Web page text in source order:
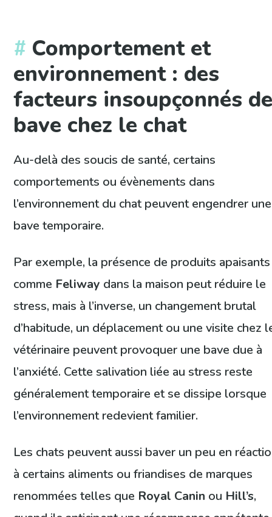
Comportement et
environnement : des
facteurs insoupçonnés
bave chez le chat
Au-delà des soucis de santé, certains
comportements ou évènements dans
l’environnement du chat peuvent engendrer une
bave temporaire.
Par exemple, la présence de produits apaisants
comme Feliway dans la maison peut réduire le
stress, mais à l’inverse, un changement brutal
d’habitude, un déplacement ou une visite chez
vétérinaire peuvent provoquer une bave due à
l’anxiété. Cette salivation liée au stress reste
généralement temporaire et se dissipe lorsque
l’environnement redevient familier.
Les chats peuvent aussi baver un peu en
à certains aliments ou friandises de marques
renommées telles que Royal Canin ou Hill’s,